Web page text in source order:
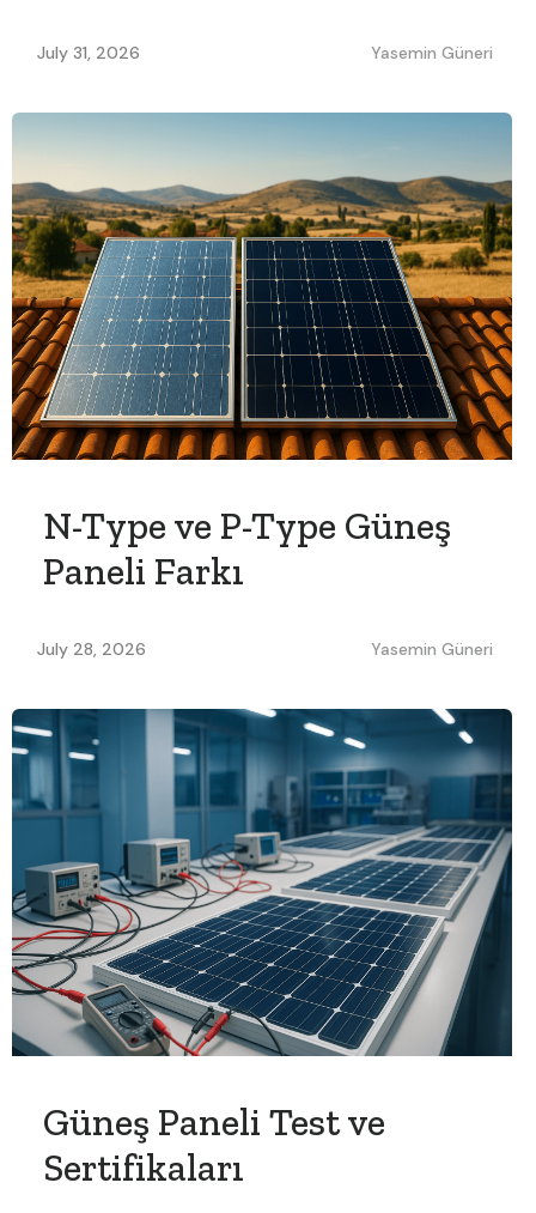
July 31, 2026 Yasemin Güneri
N-Type ve P-Type Güneş
Paneli Farkı
July 28, 2026 Yasemin Güneri
Güneş Paneli Test ve
Sertifikaları